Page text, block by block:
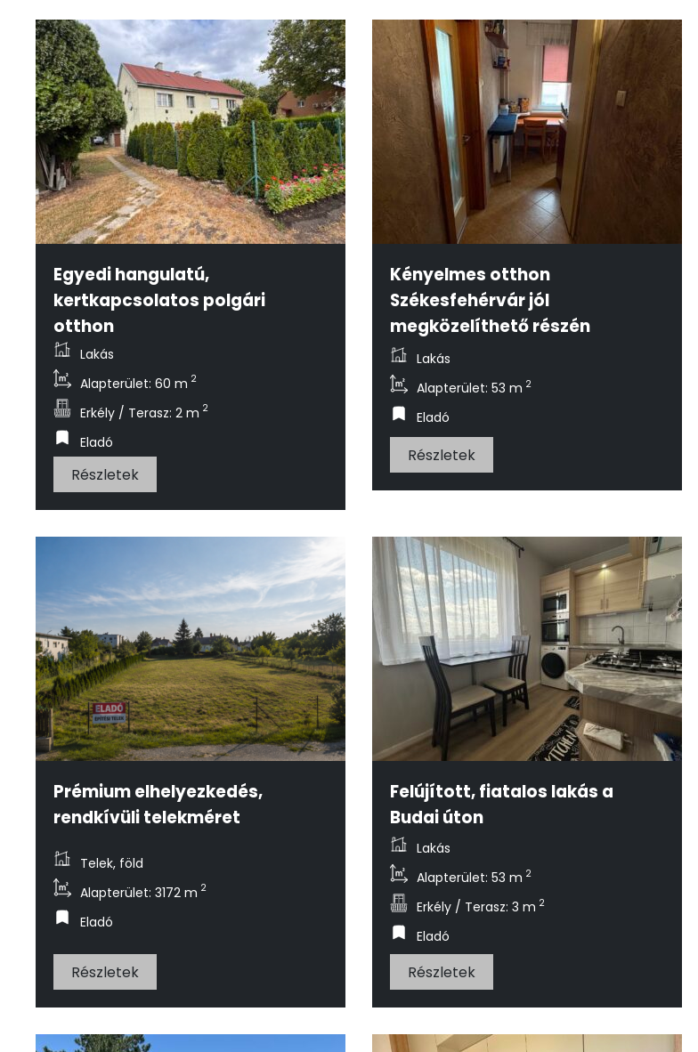
Egyedi hangulatú,
kertkapcsolatos polgári
otthon
Lakás
Alapterület: 60 m 2
Erkély / Terasz: 2 m 2
Eladó
Részletek
Kényelmes otthon
Székesfehérvár jól
megközelíthető részén
Lakás
Alapterület: 53 m 2
Eladó
Részletek
Prémium elhelyezkedés,
rendkívüli telekméret
Telek, föld
Alapterület: 3172 m 2
Eladó
Részletek
Felújított, fiatalos lakás a
Budai úton
Lakás
Alapterület: 53 m 2
Erkély / Terasz: 3 m 2
Eladó
Részletek